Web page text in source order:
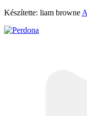
Készítette: liam browne